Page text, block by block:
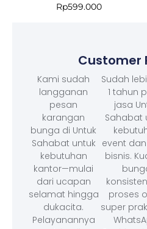
Rp599.000
Customer
Kami sudah
langganan
pesan
karangan
bunga di Untuk
Sahabat untuk
kebutuhan
kantor—mulai
dari ucapan
selamat hingga
dukacita.
Pelayanannya
Sudah
1 tahun
jasa
Sahabat
event
bisnis.
proses
super